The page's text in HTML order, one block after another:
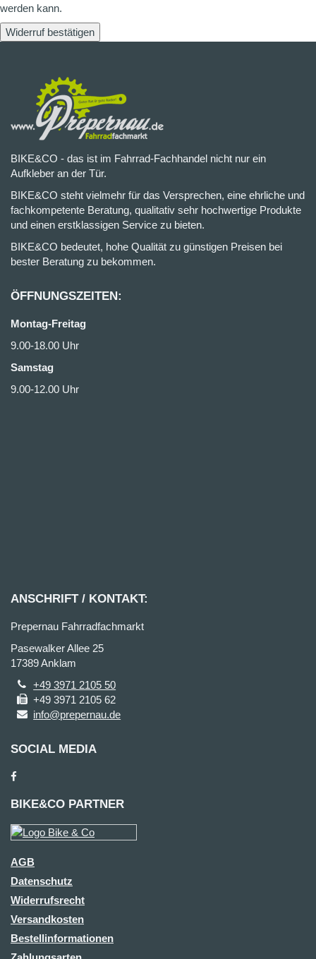
werden kann.
Widerruf bestätigen
BIKE&CO - das ist im Fahrrad-Fachhandel nicht nur ein
Aufkleber an der Tür.
BIKE&CO steht vielmehr für das Versprechen, eine ehrliche und
fachkompetente Beratung, qualitativ sehr hochwertige Produkte
und einen erstklassigen Service zu bieten.
BIKE&CO bedeutet, hohe Qualität zu günstigen Preisen bei
bester Beratung zu bekommen.
ÖFFNUNGSZEITEN:
Montag-Freitag
9.00-18.00 Uhr
Samstag
9.00-12.00 Uhr
ANSCHRIFT / KONTAKT:
Prepernau Fahrradfachmarkt
Pasewalker Allee 25
17389 Anklam
+49 3971 2105 50
+49 3971 2105 62
info@prepernau.de
SOCIAL MEDIA
BIKE&CO PARTNER
AGB
Datenschutz
Widerrufsrecht
Versandkosten
Bestellinformationen